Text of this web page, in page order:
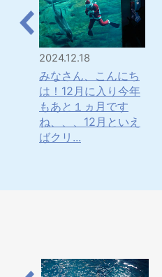
2024.12.18
みなさん、こんにち
は！12月に入り今年
もあと１ヵ月です
ね、、、12月といえ
ばクリ...